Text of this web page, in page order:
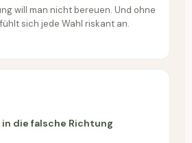
will man nicht bereuen. Und ohne
sich jede Wahl riskant an.
die falsche Richtung